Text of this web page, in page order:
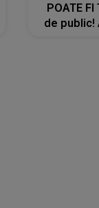
POATE FI
de public!